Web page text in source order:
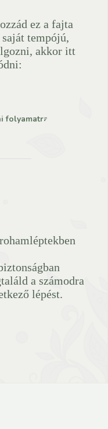
ez a fajta
tempójú,
akkor itt
folyamatra
a számodra
lépést.